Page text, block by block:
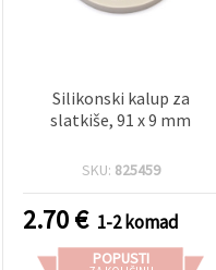
Silikonski kalup za
slatkiše, 91 x 9 mm
SKU: 825459
2.70€ 1-2 komad
POPUSTI